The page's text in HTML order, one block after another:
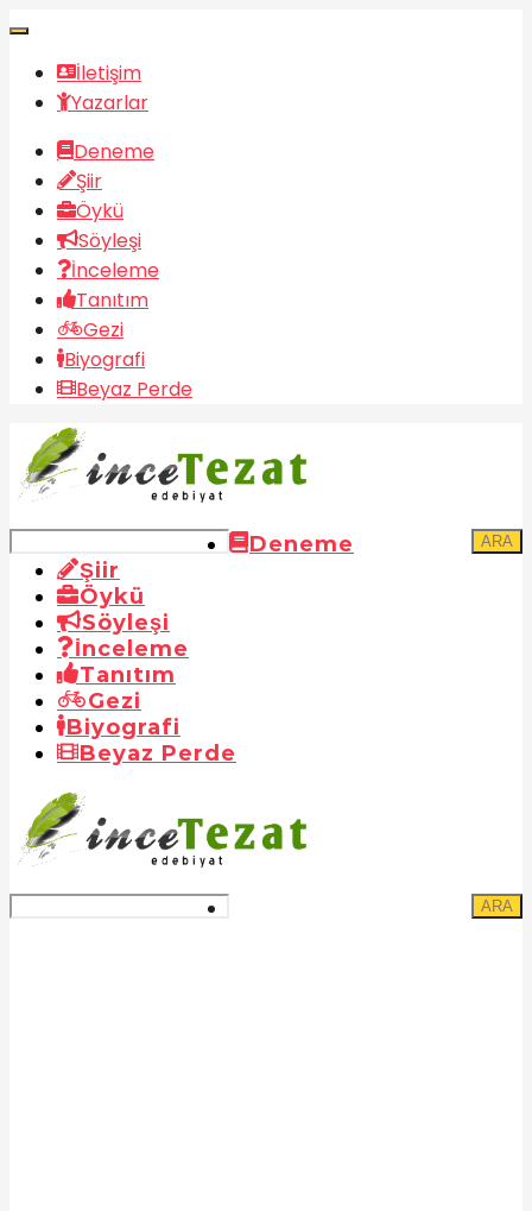
İletişim
Yazarlar
Deneme
Şiir
Öykü
Söyleşi
İnceleme
Tanıtım
Gezi
Biyografi
Beyaz Perde
ARA
Deneme
Şiir
Öykü
Söyleşi
İnceleme
Tanıtım
Gezi
Biyografi
Beyaz Perde
ARA